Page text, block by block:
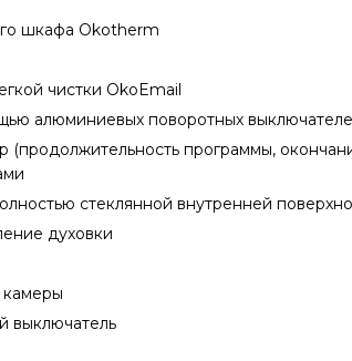
шкафа Okotherm
чистки OkoEmail
алюминиевых поворотных
(продолжительность программы,
стеклянной внутренней
духовки
камеры
выключатель